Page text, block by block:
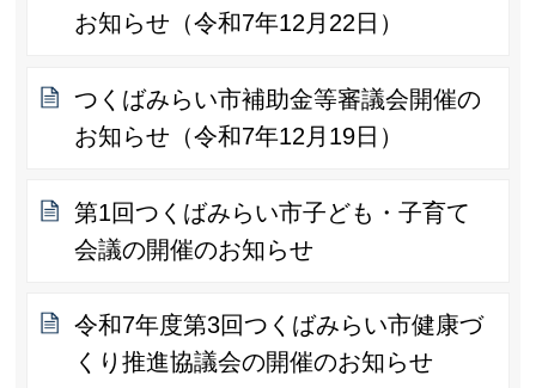
お知らせ（令和7年12月22日）
つくばみらい市補助金等審議会開催の
お知らせ（令和7年12月19日）
第1回つくばみらい市子ども・子育て
会議の開催のお知らせ
令和7年度第3回つくばみらい市健康づ
くり推進協議会の開催のお知らせ